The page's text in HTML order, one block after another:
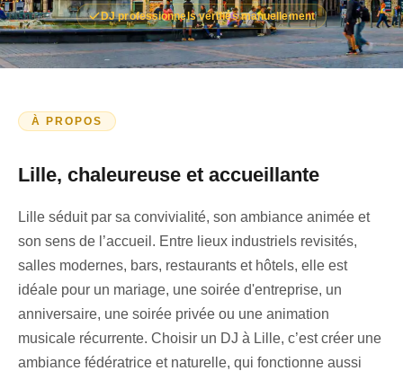
DJ professionnels vérifiés manuellement
À PROPOS
Lille, chaleureuse et accueillante
Lille séduit par sa convivialité, son ambiance animée et
son sens de l’accueil. Entre lieux industriels revisités,
salles modernes, bars, restaurants et hôtels, elle est
idéale pour un mariage, une soirée d'entreprise, un
anniversaire, une soirée privée ou une animation
musicale récurrente. Choisir un DJ à Lille, c’est créer une
ambiance fédératrice et naturelle, qui fonctionne aussi